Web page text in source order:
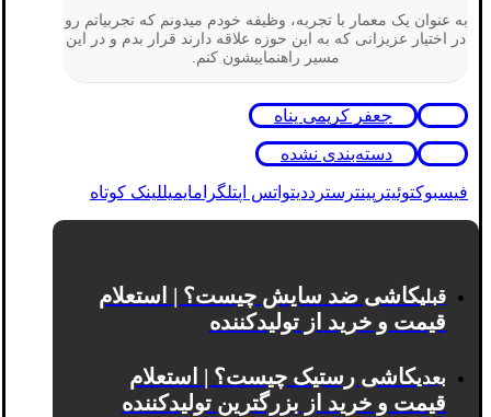
به عنوان یک معمار با تجربه، وظیفه خودم میدونم که تجربیاتم رو
در اختیار عزیزانی که به این حوزه علاقه دارند قرار بدم و در این
مسیر راهنماییشون کنم.
جعفر کریمی پناه
دسته‌بندی نشده
فیسبوکتوئیتر پینترسترددیتواتس اپتلگرامایمیللینک کوتاه
قبلیکاشی ضد سایش چیست؟ | استعلام
قیمت و خرید از تولیدکننده
بعدیکاشی رستیک چیست؟ | استعلام
قیمت و خرید از بزرگترین تولیدکننده